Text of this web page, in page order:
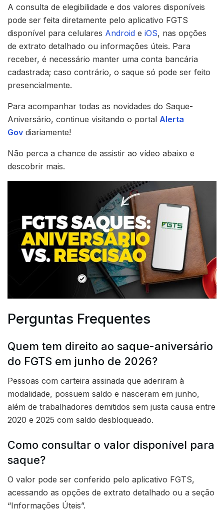
A consulta de elegibilidade e dos valores disponíveis
pode ser feita diretamente pelo aplicativo FGTS
disponível para celulares Android e iOS, nas opções
de extrato detalhado ou informações úteis. Para
receber, é necessário manter uma conta bancária
cadastrada; caso contrário, o saque só pode ser feito
presencialmente.
Para acompanhar todas as novidades do Saque-
Aniversário, continue visitando o portal Alerta
Gov diariamente!
Não perca a chance de assistir ao vídeo abaixo e
descobrir mais.
Perguntas Frequentes
Quem tem direito ao saque-aniversário
do FGTS em junho de 2026?
Pessoas com carteira assinada que aderiram à
modalidade, possuem saldo e nasceram em junho,
além de trabalhadores demitidos sem justa causa entre
2020 e 2025 com saldo desbloqueado.
Como consultar o valor disponível para
saque?
O valor pode ser conferido pelo aplicativo FGTS,
acessando as opções de extrato detalhado ou a seção
“Informações Úteis”.